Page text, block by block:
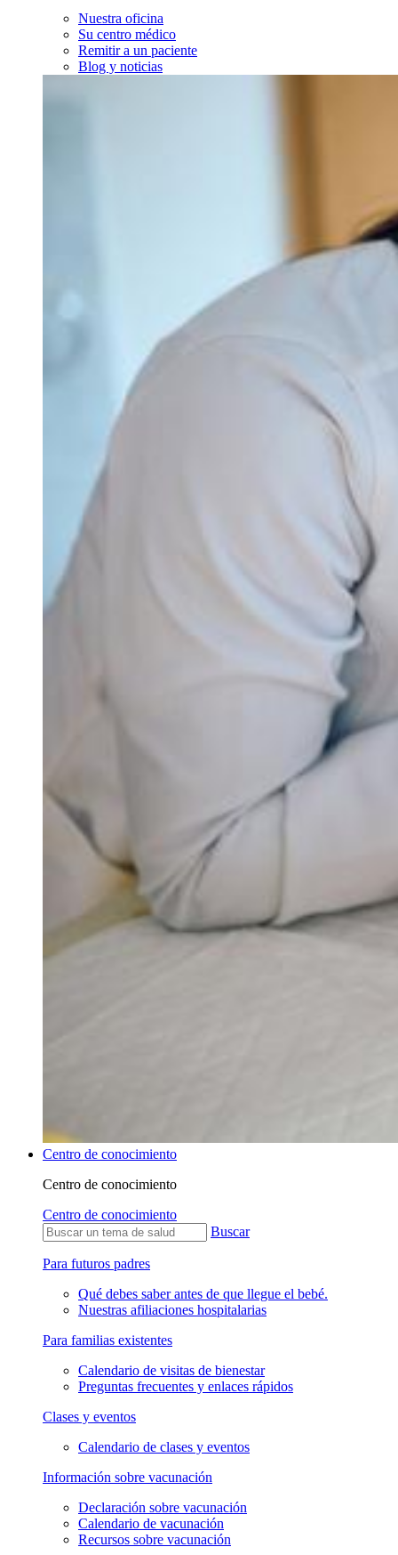
Nuestra oficina
Su centro médico
Remitir a un paciente
Blog y noticias
Centro de conocimiento
Centro de conocimiento
Centro de conocimiento
Buscar
Para futuros padres
Qué debes saber antes de que llegue el bebé.
Nuestras afiliaciones hospitalarias
Para familias existentes
Calendario de visitas de bienestar
Preguntas frecuentes y enlaces rápidos
Clases y eventos
Calendario de clases y eventos
Información sobre vacunación
Declaración sobre vacunación
Calendario de vacunación
Recursos sobre vacunación